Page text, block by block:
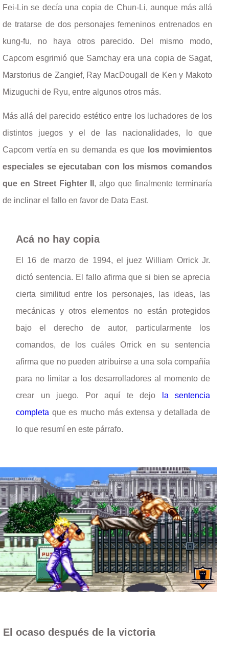
Fei-Lin se decía una copia de Chun-Li, aunque más allá
de tratarse de dos personajes femeninos entrenados en
kung-fu, no haya otros parecido. Del mismo modo,
Capcom esgrimió que Samchay era una copia de Sagat,
Marstorius de Zangief, Ray MacDougall de Ken y Makoto
Mizuguchi de Ryu, entre algunos otros más.
Más allá del parecido estético entre los luchadores de los
distintos juegos y el de las nacionalidades, lo que
Capcom vertía en su demanda es que los movimientos
especiales se ejecutaban con los mismos comandos
que en Street Fighter II , algo que finalmente terminaría
de inclinar el fallo en favor de Data East.
Acá no hay copia
El 16 de marzo de 1994, el juez William Orrick Jr.
dictó sentencia. El fallo afirma que si bien se aprecia
cierta similitud entre los personajes, las ideas, las
mecánicas y otros elementos no están protegidos
bajo el derecho de autor, particularmente los
comandos, de los cuáles Orrick en su sentencia
afirma que no pueden atribuirse a una sola compañía
para no limitar a los desarrolladores al momento de
crear un juego. Por aquí te dejo la sentencia
completa que es mucho más extensa y detallada de
lo que resumí en este párrafo.
El ocaso después de la victoria